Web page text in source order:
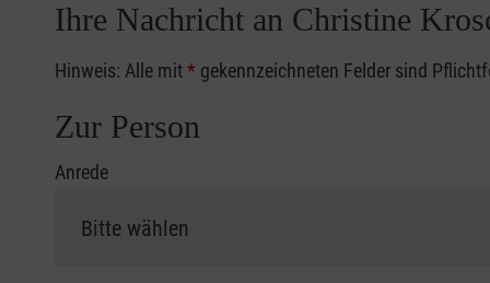
Ihre Nachricht an Christine
Hinweis: Alle mit* gekennzeichneten Felder sind
Zur Person
Anrede